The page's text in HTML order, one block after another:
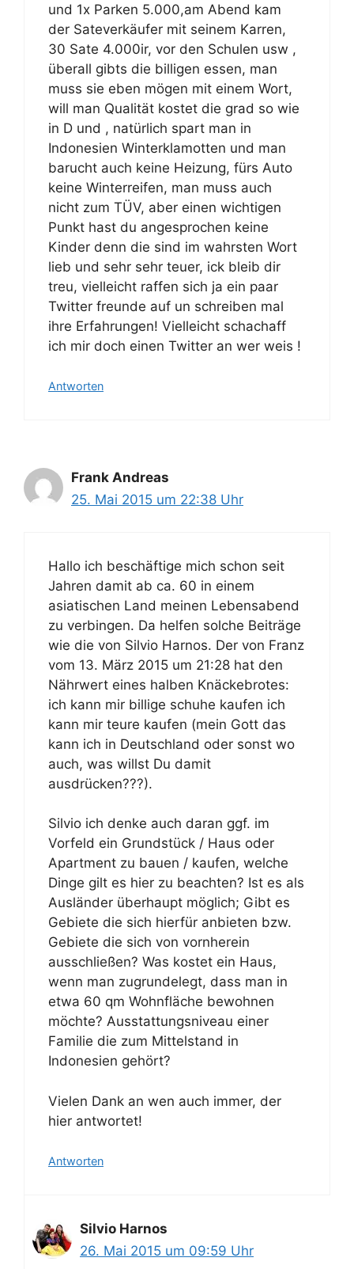
und 1x Parken 5.000,am Abend kam
der Sateverkäufer mit seinem Karren,
30 Sate 4.000ir, vor den Schulen usw ,
überall gibts die billigen essen, man
muss sie eben mögen mit einem Wort,
will man Qualität kostet die grad so wie
in D und , natürlich spart man in
Indonesien Winterklamotten und man
barucht auch keine Heizung, fürs Auto
keine Winterreifen, man muss auch
nicht zum TÜV, aber einen wichtigen
Punkt hast du angesprochen keine
Kinder denn die sind im wahrsten Wort
lieb und sehr sehr teuer, ick bleib dir
treu, vielleicht raffen sich ja ein paar
Twitter freunde auf un schreiben mal
ihre Erfahrungen! Vielleicht schachaff
ich mir doch einen Twitter an wer weis !
Antworten
Frank Andreas
25. Mai 2015 um 22:38 Uhr
Hallo ich beschäftige mich schon seit
Jahren damit ab ca. 60 in einem
asiatischen Land meinen Lebensabend
zu verbingen. Da helfen solche Beiträge
wie die von Silvio Harnos. Der von Franz
vom 13. März 2015 um 21:28 hat den
Nährwert eines halben Knäckebrotes:
ich kann mir billige schuhe kaufen ich
kann mir teure kaufen (mein Gott das
kann ich in Deutschland oder sonst wo
auch, was willst Du damit
ausdrücken???).
Silvio ich denke auch daran ggf. im
Vorfeld ein Grundstück / Haus oder
Apartment zu bauen / kaufen, welche
Dinge gilt es hier zu beachten? Ist es als
Ausländer überhaupt möglich; Gibt es
Gebiete die sich hierfür anbieten bzw.
Gebiete die sich von vornherein
ausschließen? Was kostet ein Haus,
wenn man zugrundelegt, dass man in
etwa 60 qm Wohnfläche bewohnen
möchte? Ausstattungsniveau einer
Familie die zum Mittelstand in
Indonesien gehört?
Vielen Dank an wen auch immer, der
hier antwortet!
Antworten
Silvio Harnos
26. Mai 2015 um 09:59 Uhr